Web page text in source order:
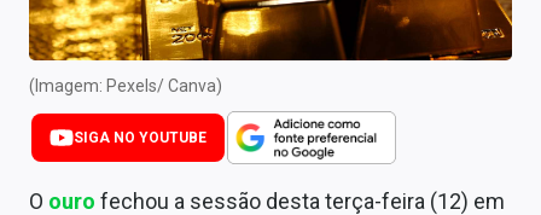
Central de Dividendos
Central dos IPOs
(Imagem: Pexels/ Canva)
SIGA NO YOUTUBE
O ouro fechou a sessão desta terça-feira (12) em